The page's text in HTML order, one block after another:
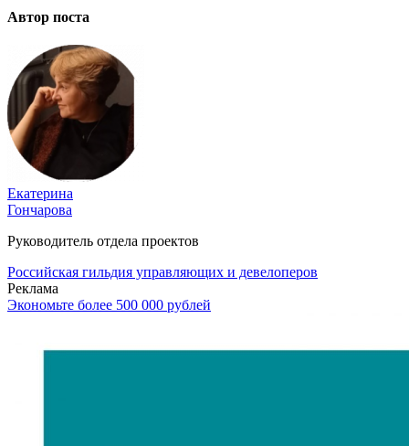
Автор поста
Екатерина
Гончарова
Руководитель отдела проектов
Российская гильдия управляющих и девелоперов
Реклама
Экономьте более 500 000 рублей